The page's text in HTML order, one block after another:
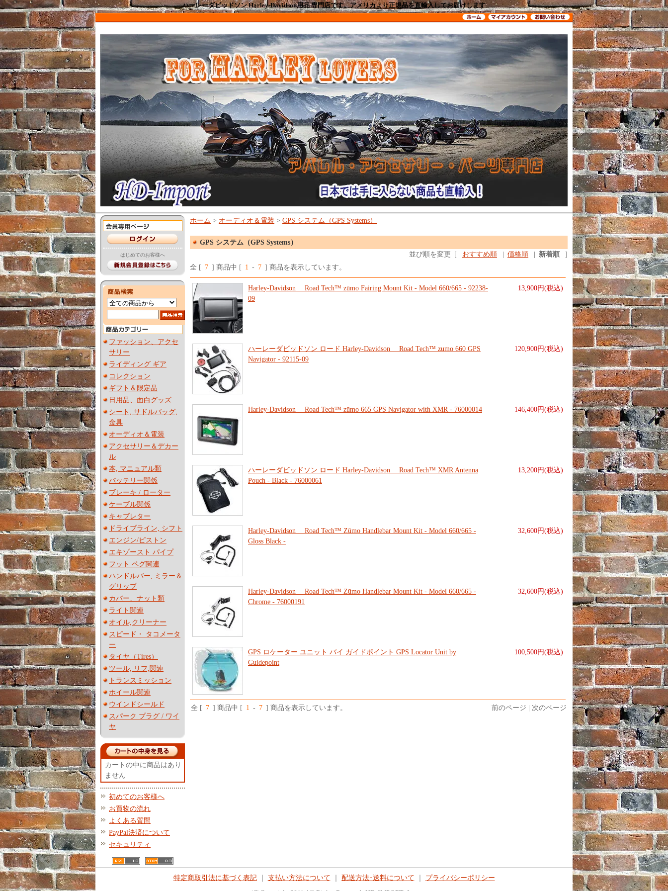
ハーレーダビッドソン Harley-Davidson用品 専門店です。アメリカより正規品を直輸入してお届けします
はじめてのお客様へ
ファッション、アクセ
サリー
ライディング ギア
コレクション
ギフト＆限定品
日用品、面白グッズ
シート, サドルバッグ,
金具
オーディオ＆電装
アクセサリー＆デカー
ル
本, マニュアル類
バッテリー関係
ブレーキ / ローター
ケーブル関係
キャブレター
ドライブライン, シフト
エンジン/ピストン
エキゾースト パイプ
フット ペグ関連
ハンドルバー, ミラー＆
グリップ
カバー、ナット類
ライト関連
オイル,クリーナー
スピード・ タコメータ
ー
タイヤ（Tires）
ツール, リフ,関連
トランスミッション
ホイール関連
ウインドシールド
スパーク プラグ / ワイ
ヤ
カートの中に商品はあり
ません
初めてのお客様へ
お買物の流れ
よくある質問
PayPal決済について
セキュリティ
ホーム > オーディオ＆電装 > GPS システム（GPS Systems）
GPS システム（GPS Systems）
並び順を変更
[ おすすめ順 価格順 新着順
]
全 [ 7 ] 商品中 [ 1 - 7 ] 商品を表示しています。
13,900円(税込)
Harley-Davidson Road Tech™ zūmo Fairing Mount Kit - Model 660/665 - 92238-
09
120,900円(税込)
ハーレーダビッドソン ロード Harley-Davidson Road Tech™ zumo 660 GPS
Navigator - 92115-09
146,400円(税込)
Harley-Davidson Road Tech™ zūmo 665 GPS Navigator with XMR - 76000014
13,200円(税込)
ハーレーダビッドソン ロード Harley-Davidson Road Tech™ XMR Antenna
Pouch - Black - 76000061
32,600円(税込)
Harley-Davidson Road Tech™ Zūmo Handlebar Mount Kit - Model 660/665 -
Gloss Black -
32,600円(税込)
Harley-Davidson Road Tech™ Zūmo Handlebar Mount Kit - Model 660/665 -
Chrome - 76000191
100,500円(税込)
GPS ロケーター ユニット バイ ガイドポイント GPS Locator Unit by
Guidepoint
全 [ 7 ] 商品中 [ 1 - 7 ] 商品を表示しています。 前のページ | 次のページ
特定商取引法に基づく表記｜ 支払い方法について 配送方法･送料について プライバシーポリシー